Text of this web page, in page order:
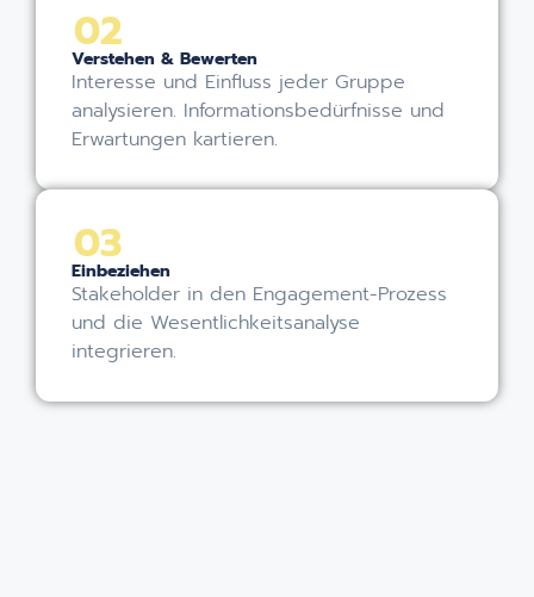
02
Verstehen & Bewerten
Interesse und Einfluss jeder Gruppe
analysieren. Informationsbedürfnisse und
Erwartungen kartieren.
03
Einbeziehen
Stakeholder in den Engagement-Prozess
und die Wesentlichkeitsanalyse
integrieren.